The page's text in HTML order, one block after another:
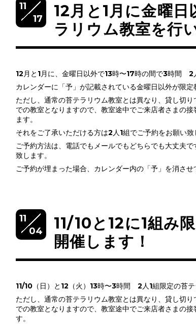
11
17
12月と1月に金曜
ラリウム教室を行
12月と1月に、金曜日以外で13時〜17時の間で3時間 2
カレンダーに「予」が記載されている金曜日以外が限定
ただし、通常の苔テラリウム教室とは異なり、貸し切
での教室となりますので、教室途中でご来店者さまの
ます。
それをご了承いただける方は2人1組でご予約をお願い致
ご予約方法は、電話でもメールでもどちらでも大丈夫
致します。
ご予約が埋まった場合、カレンダー内の「予」を消させ
11
04
11/10と12に1組み
開催します！
11/10（日）と12（火）13時〜3時間 2人1組限定の苔テ
ただし、通常の苔テラリウム教室とは異なり、貸し切
での教室となりますので、教室途中でご来店者さまの
す。